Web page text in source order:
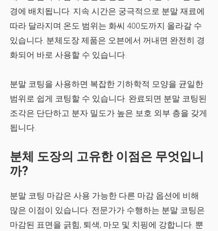
경에 배치됩니다. 지속 시간은 궁극적으로 분말 재료에
따라 달라지며 온도 범위는 화씨 400도까지 올라갈 수
있습니다. 분체도장 제품은 오븐에서 꺼내면 완전히 경
화되어 바로 사용할 수 있습니다.
분말 코팅을 사용하면 복잡한 기하학적 모양을 균일한
범위로 쉽게 코팅할 수 있습니다. 완료되면 분말 코팅된
조각은 단단하고 분자 밀도가 높은 보호 외부 층을 갖게
됩니다.
분체 도장의 고유한 이점은 무엇입니
까?
분말 코팅 마감은 사용 가능한 다른 마감 옵션에 비해
많은 이점이 있습니다. 전문가가 수행하는 분말 코팅은
마감된 표면을 긁힘, 퇴색, 마모 및 치핑에 강합니다. 뿐